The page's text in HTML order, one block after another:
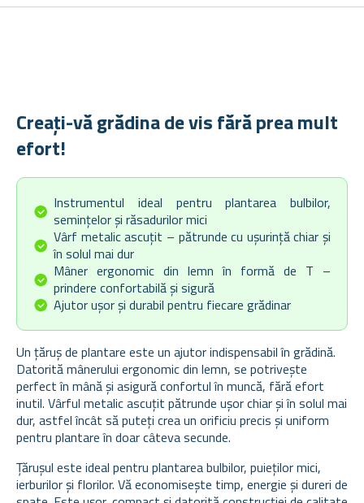
Creați-vă grădina de vis fără prea mult
efort!
Instrumentul ideal pentru plantarea bulbilor,
semințelor și răsadurilor mici
Vârf metalic ascuțit – pătrunde cu ușurință chiar și
în solul mai dur
Mâner ergonomic din lemn în formă de T –
prindere confortabilă și sigură
Ajutor ușor și durabil pentru fiecare grădinar
Un țăruș de plantare este un ajutor indispensabil în grădină.
Datorită mânerului ergonomic din lemn, se potrivește
perfect în mână și asigură confortul în muncă, fără efort
inutil. Vârful metalic ascuțit pătrunde ușor chiar și în solul mai
dur, astfel încât să puteți crea un orificiu precis și uniform
pentru plantare în doar câteva secunde.
Țărușul este ideal pentru plantarea bulbilor, puieților mici,
ierburilor și florilor. Vă economisește timp, energie și dureri de